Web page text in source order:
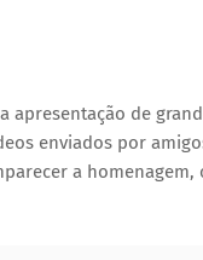
apresentação de
enviados por
a homenagem,